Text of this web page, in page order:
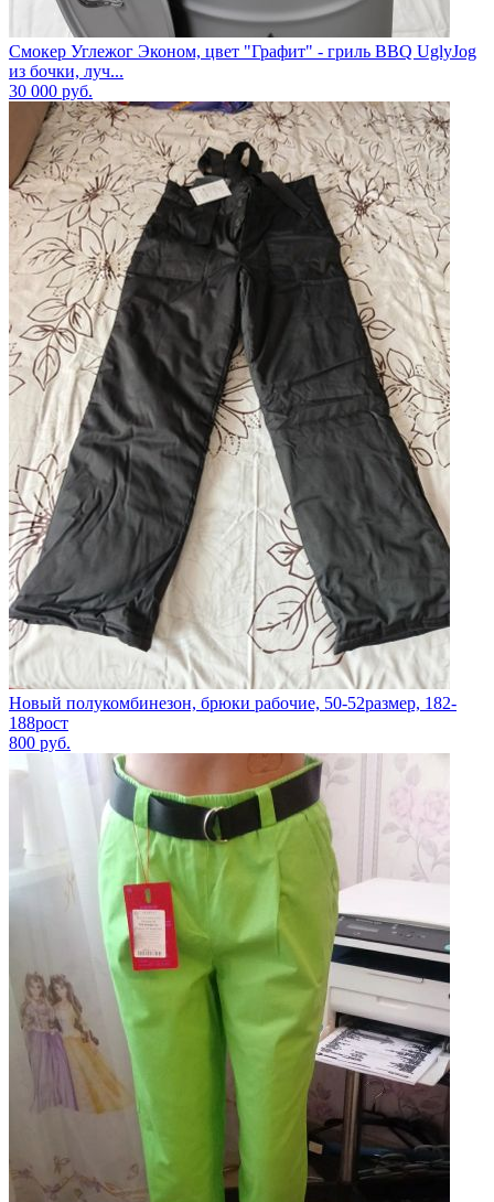
Смокер Углежог Эконом, цвет "Графит" - гриль BBQ UglyJog
из бочки, луч...
30 000 руб.
Новый полукомбинезон, брюки рабочие, 50-52размер, 182-
188рост
800 руб.